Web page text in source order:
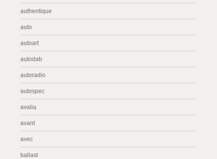
authentique
auto
autoart
autodab
autoradio
autospec
avalia
avant
avec
ballast